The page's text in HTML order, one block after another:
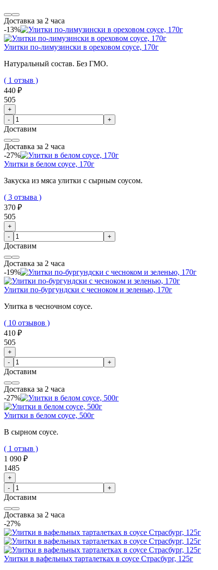
Доставка за 2 часа
-13%
Улитки по-лимузински в ореховом соусе, 170г
Натуральный состав. Без ГМО.
( 1 отзыв )
440 ₽
505
+
-
+
Доставим
Доставка за 2 часа
-27%
Улитки в белом соусе, 170г
Закуска из мяса улитки с сырным соусом.
( 3 отзыва )
370 ₽
505
+
-
+
Доставим
Доставка за 2 часа
-19%
Улитки по-бургундски с чесноком и зеленью, 170г
Улитка в чесночном соусе.
( 10 отзывов )
410 ₽
505
+
-
+
Доставим
Доставка за 2 часа
-27%
Улитки в белом соусе, 500г
В сырном соусе.
( 1 отзыв )
1 090 ₽
1485
+
-
+
Доставим
Доставка за 2 часа
-27%
Улитки в вафельных тарталетках в соусе Страсбург, 125г